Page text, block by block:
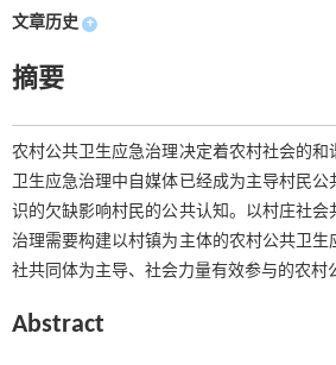
文章历史 +
摘要
农村公共卫生应急治理决定着农村社会的
卫生应急治理中自媒体已经成为主导村民
识的欠缺影响村民的公共认知。以村庄社
治理需要构建以村镇为主体的农村公共卫
社共同体为主导、社会力量有效参与的农村
Abstract